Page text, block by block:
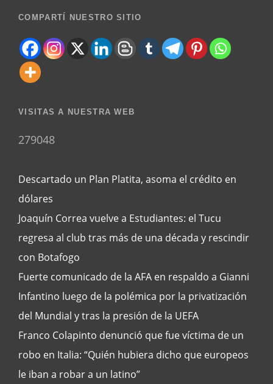
COMPARTÍ NUESTRO SITIO
VISITAS A NUESTRA WEB
279048
Descartado un Plan Platita, asoma el crédito en
dólares
Joaquín Correa vuelve a Estudiantes: el Tucu
regresa al club tras más de una década y rescindir
con Botafogo
Fuerte comunicado de la AFA en respaldo a Gianni
Infantino luego de la polémica por la privatización
del Mundial y tras la presión de la UEFA
Franco Colapinto denunció que fue víctima de un
robo en Italia: “Quién hubiera dicho que europeos
le iban a robar a un latino”